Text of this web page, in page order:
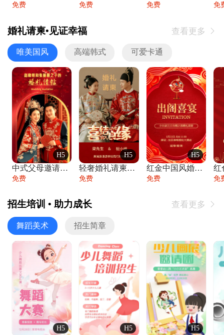
免费 免费 免费 免
婚礼请柬•见证幸福 查看更多 
唯美国风 高端韩式 可爱卡通
H5
中式父母邀请函婚礼结婚请柬请贴父母邀请方
免费
H5
轻奢婚礼请柬婚礼邀请函结婚照请帖
免费
H5
红金中国风婚礼请柬出阁喜宴嫁女请帖出阁宴
免费 免
招生培训 • 助力成长 查看更多 
舞蹈美术 招生简章
H5 H5 H5